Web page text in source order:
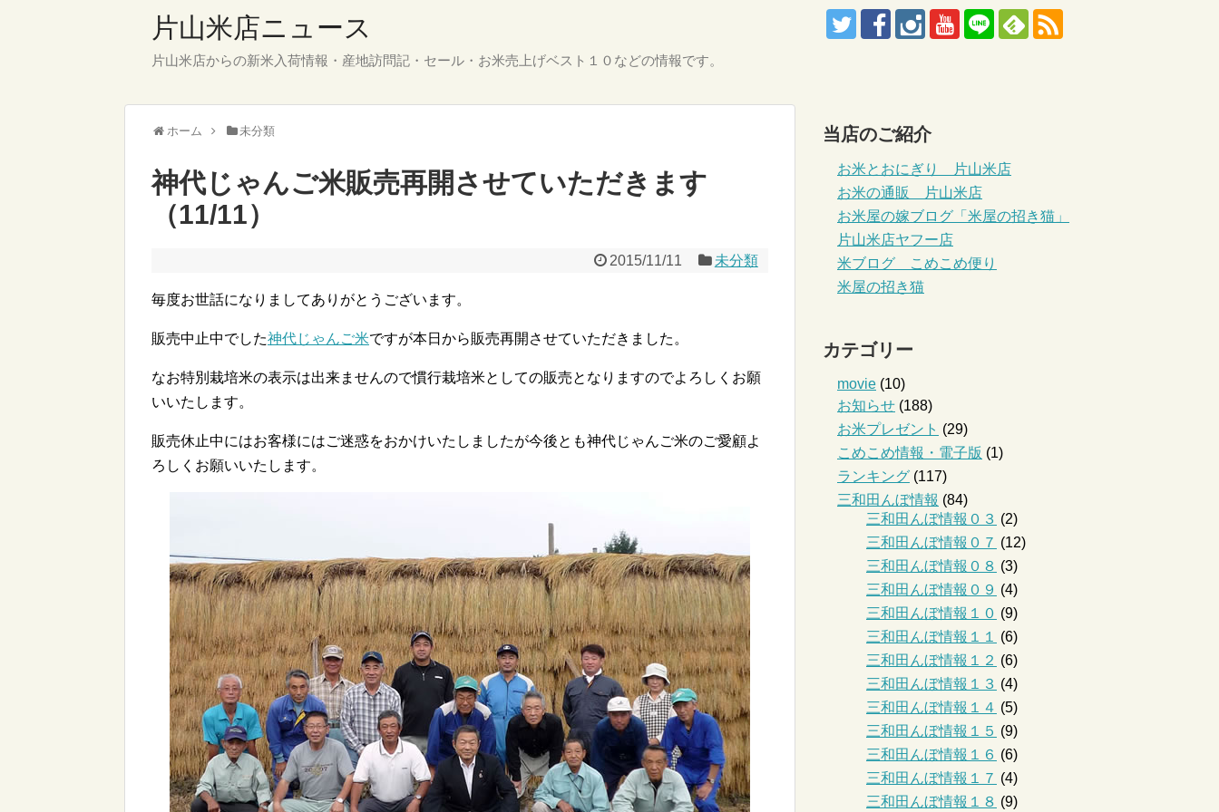
片山米店ニュース
片山米店からの新米入荷情報・産地訪問記・セール・お米売上げベスト１０などの情報です。
ホーム 未分類
神代じゃんご米販売再開させていただきます
（11/11）
2015/11/11 未分類
毎度お世話になりましてありがとうございます。
販売中止中でした神代じゃんご米ですが本日から販売再開させていただきました。
なお特別栽培米の表示は出来ませんので慣行栽培米としての販売となりますのでよろしくお願
いいたします。
販売休止中にはお客様にはご迷惑をおかけいたしましたが今後とも神代じゃんご米のご愛顧よ
ろしくお願いいたします。
当店のご紹介
お米とおにぎり 片山米店
お米の通販 片山米店
お米屋の嫁ブログ「米屋の招き猫」
片山米店ヤフー店
米ブログ こめこめ便り
米屋の招き猫
カテゴリー
movie (10)
お知らせ (188)
お米プレゼント (29)
こめこめ情報・電子版 (1)
ランキング (117)
三和田んぼ情報 (84)
三和田んぼ情報０３ (2)
三和田んぼ情報０７ (12)
三和田んぼ情報０８ (3)
三和田んぼ情報０９ (4)
三和田んぼ情報１０ (9)
三和田んぼ情報１１
(6)
三和田んぼ情報１２ (6)
三和田んぼ情報１３ (4)
三和田んぼ情報１４ (5)
三和田んぼ情報１５ (9)
三和田んぼ情報１６ (6)
三和田んぼ情報１７ (4)
三和田んぼ情報１８ (9)